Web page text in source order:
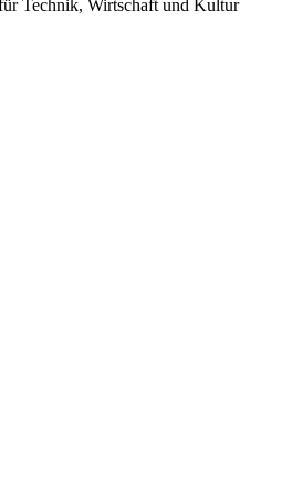
Technik, Wirtschaft und Kultur